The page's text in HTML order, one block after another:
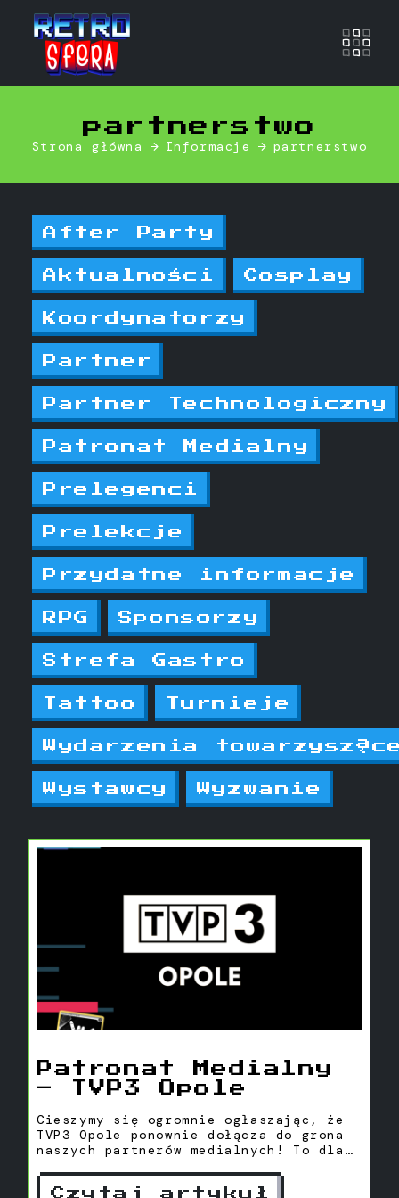
partnerstwo
Strona główna Informacje partnerstwo
After Party
Aktualności Cosplay
Koordynatorzy
Partner
Partner Technologiczny
Patronat Medialny
Prelegenci
Prelekcje
Przydatne informacje
RPG Sponsorzy
Strefa Gastro
Tattoo Turnieje
Wydarzenia
Wystawcy Wyzwanie
Patronat Medialny
– TVP3 Opole
Cieszymy się ogromnie ogłaszając, że
TVP3 Opole ponownie dołącza do grona
naszych partnerów medialnych! To dla
z tak renomowaną instytucją, która od
Czytaj artykuł